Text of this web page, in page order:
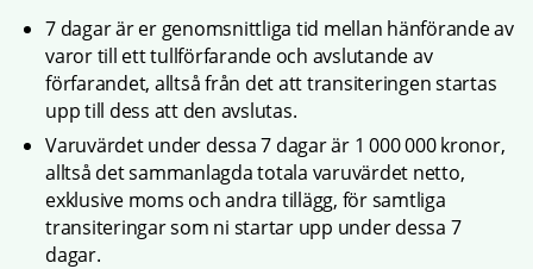
7 dagar är er genomsnittliga tid mellan hänförande av
varor till ett tullförfarande och avslutande av
förfarandet, alltså från det att transiteringen startas
upp till dess att den avslutas.
Varuvärdet under dessa 7 dagar är 1 000 000 kronor,
alltså det sammanlagda totala varuvärdet netto,
exklusive moms och andra tillägg, för samtliga
transiteringar som ni startar upp under dessa 7
dagar.